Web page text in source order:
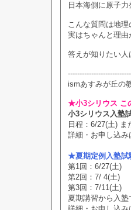
日本海側に原子
こんな質問は地
実はちゃんと理
答えが知りたい
ismあすみが丘の
★小3シリウス こ
小3シリウス入塾
日程：6/27(土) ま
詳細・お申し込み
★夏期定例入塾試
第1回：6/27(土)
第2回：7/ 4(土)
第3回：7/11(土)
夏期講習から入